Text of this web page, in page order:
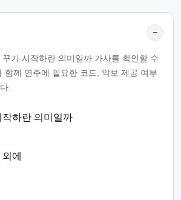
−
기 시작하란 의미일까 가사를 확인할 수
함께 연주에 필요한 코드, 악보 제공 여부
.
하란 의미일까
에